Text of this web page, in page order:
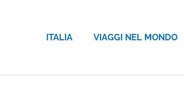
ITALIA VIAGGI NEL MONDO